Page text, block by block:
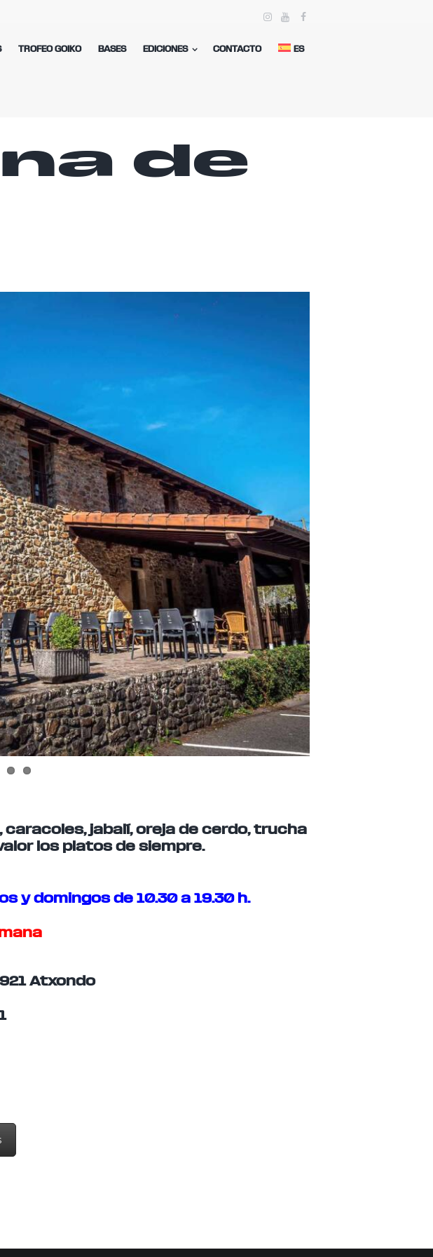
TROFEO GOIKO BASES EDICIONES CONTACTO ES
de
jabalí, oreja de cerdo, trucha
los platos de siempre.
y domingos de 10.30 a 19.30 h.
Atxondo